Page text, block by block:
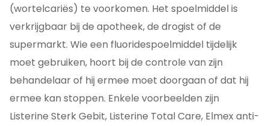
(wortelcariës) te voorkomen. Het spoelmiddel is
verkrijgbaar bij de apotheek, de drogist of de
supermarkt. Wie een fluoridespoelmiddel tijdelijk
moet gebruiken, hoort bij de controle van zijn
behandelaar of hij ermee moet doorgaan of dat hij
ermee kan stoppen. Enkele voorbeelden zijn
Listerine Sterk Gebit, Listerine Total Care, Elmex anti-